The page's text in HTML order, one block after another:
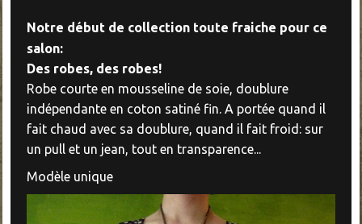
Notre début de collection toute fraiche pour ce
salon:
Des robes, des robes!
Robe courte en mousseline de soie, doublure
indépendante en coton satiné fin. A portée quand il
fait chaud avec sa doublure, quand il fait froid: sur
un pull et un jean, tout en transparence...
Modèle unique